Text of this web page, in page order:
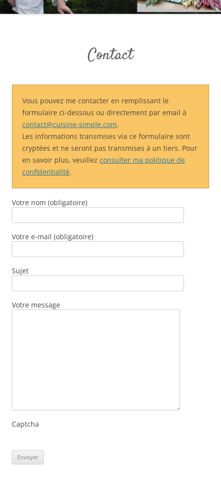
Contact
Vous pouvez me contacter en remplissant le
formulaire ci-dessous ou directement par email à
contact@cuisine-simple.com.
Les informations transmises via ce formulaire sont
cryptées et ne seront pas transmises à un tiers. Pour
en savoir plus, veuillez consulter ma politique de
confidentialité.
Votre nom (obligatoire)
Votre e-mail (obligatoire)
Sujet
Votre message
Captcha